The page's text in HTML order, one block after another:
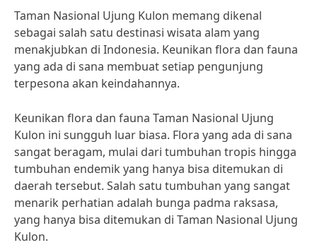
Taman Nasional Ujung Kulon memang dikenal
sebagai salah satu destinasi wisata alam yang
menakjubkan di Indonesia. Keunikan flora dan fauna
yang ada di sana membuat setiap pengunjung
terpesona akan keindahannya.
Keunikan flora dan fauna Taman Nasional Ujung
Kulon ini sungguh luar biasa. Flora yang ada di sana
sangat beragam, mulai dari tumbuhan tropis hingga
tumbuhan endemik yang hanya bisa ditemukan di
daerah tersebut. Salah satu tumbuhan yang sangat
menarik perhatian adalah bunga padma raksasa,
yang hanya bisa ditemukan di Taman Nasional Ujung
Kulon.